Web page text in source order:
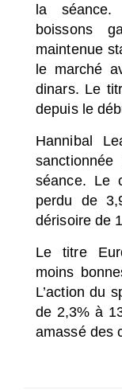
la séance.
boissons
maintenue
le marché
dinars. Le
depuis le
Hannibal
séance. Le
perdu de
dérisoire de
Le titre
moins
L’action du
de 2,3% à
amassé des